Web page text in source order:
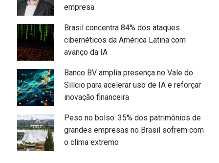
empresa
Brasil concentra 84% dos ataques
cibernéticos da América Latina com
avanço da IA
Banco BV amplia presença no Vale do
Silício para acelerar uso de IA e reforçar
inovação financeira
Peso no bolso: 35% dos patrimônios de
grandes empresas no Brasil sofrem com
o clima extremo